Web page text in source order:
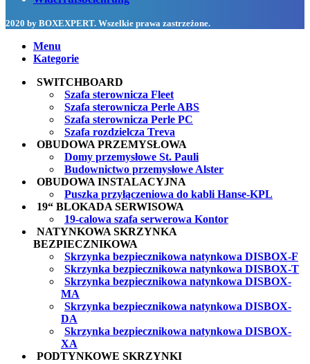
2020 by BOXEXPERT. Wszelkie prawa zastrzeżone.
Menu
Kategorie
SWITCHBOARD
Szafa sterownicza Fleet
Szafa sterownicza Perle ABS
Szafa sterownicza Perle PC
Szafa rozdzielcza Treva
OBUDOWA PRZEMYSŁOWA
Domy przemysłowe St. Pauli
Budownictwo przemysłowe Alster
OBUDOWA INSTALACYJNA
Puszka przyłączeniowa do kabli Hanse-KPL
19“ BLOKADA SERWISOWA
19-calowa szafa serwerowa Kontor
NATYNKOWA SKRZYNKA
BEZPIECZNIKOWA
Skrzynka bezpiecznikowa natynkowa DISBOX-F
Skrzynka bezpiecznikowa natynkowa DISBOX-T
Skrzynka bezpiecznikowa natynkowa DISBOX-
MA
Skrzynka bezpiecznikowa natynkowa DISBOX-
DA
Skrzynka bezpiecznikowa natynkowa DISBOX-
XA
PODTYNKOWE SKRZYNKI